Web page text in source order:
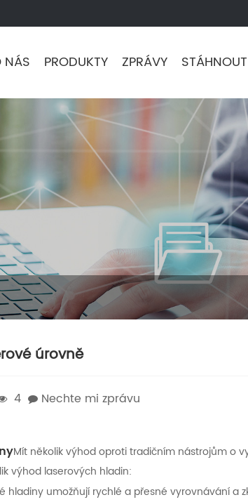
NÁS PRODUKTY ZPRÁVY STÁHNOUT
úrovně
4 Nechte mi zprávu
Mít několik výhod oproti tradičním nástrojům o
výhod laserových hladin:
hladiny umožňují rychlé a přesné vyrovnávání a